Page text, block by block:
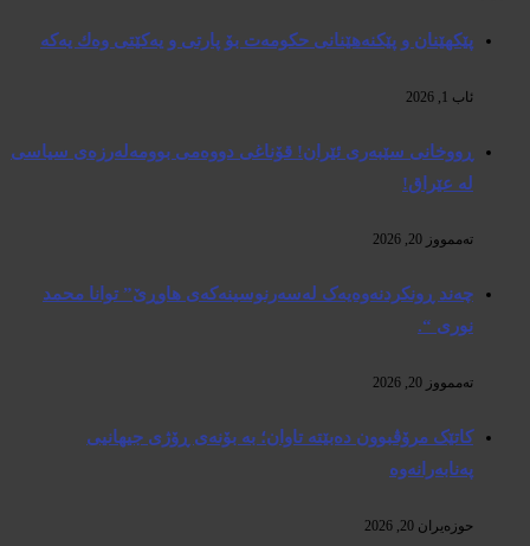
پێكهێنان و پێكنەهێنانی حكومەت بۆ پارتی و یەكێتی وەك یەكە
ئاب 1, 2026
ڕووخانی سێبەری ئێران! قۆناغی دووەمی بوومەلەرزەی سیاسی
لە عێراق!
تەممووز 20, 2026
چەند ڕونکردنەوەیەک لەسەرنوسینەکەی هاوڕێ” توانا محمد
نوری “.
تەممووز 20, 2026
کاتێک مرۆڤبوون دەبێتە تاوان؛ بە بۆنەی ڕۆژی جیهانیی
پەنابەرانەوە
حوزه‌یران 20, 2026